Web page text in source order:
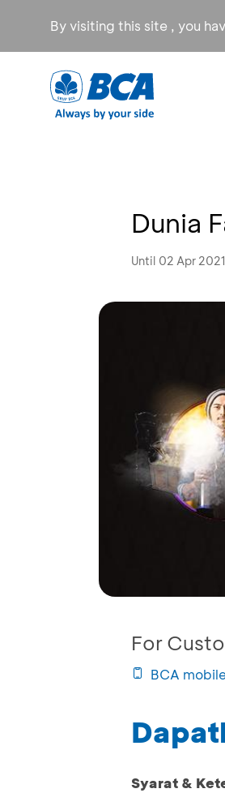
By visiting this site , you
Dunia
Until 02 Apr 2021
For
BCA
Syarat &